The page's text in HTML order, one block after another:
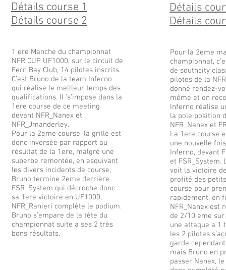
Détails course 1
Détails course 2
1 ere Manche du championnat
NFR CUP UF1000, sur le circuit de
Fern Bay Club, 14 pilotes inscrits.
C’est Bruno de la team Inferno
qui réalise le meilleur temps des
qualifications. Il ‘s’impose dans la
1ere course de ce meeting
devant NFR_Nanex et
NFR_Jmanderley.
Pour la 2eme course, la grille est
donc inversée par rapport au
résultat de la 1ere, malgré une
superbe remontée, en esquivant
les divers incidents de course,
Bruno termine 2eme derrière
FSR_System qui décroche donc
sa 1ere victoire en UF1000,
NFR_Ranieri complète le podium.
Bruno s’empare de la tète du
championnat suite a ses 2 très
bons résultats.
Détails
Détails
Pour la 2eme
championnat,
de southcity
pilotes de la
donné rendez-
même et on
Inferno réalise
la pole position
NFR_Nanex et
La 1ere course
une nouvelle
Inferno, devant
et FSR_System.
voit la victoire
profité des
course pour
rapidement, en
NFR_Nanex est
de 2/10 eme
une attaque a 1
les 2 pilotes
garde
mais Bruno en
passer Nanex,